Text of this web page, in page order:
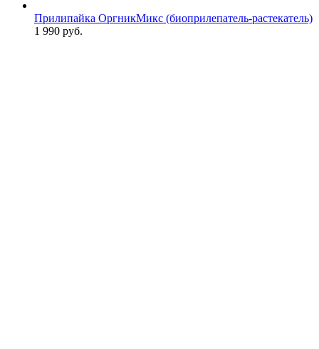
Прилипайка ОргникМикс (биоприлепатель-растекатель)
1 990 руб.